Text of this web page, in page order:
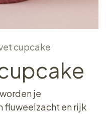
cupcake
je
fluweelzacht en rijk